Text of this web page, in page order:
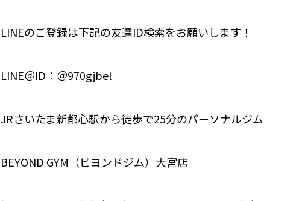
LINEのご登録は下記の友達ID検索をお願いします！
LINE＠ID：＠970gjbel
JRさいたま新都心駅から徒歩で25分のパーソナルジム
BEYOND GYM（ビヨンドジム）大宮店